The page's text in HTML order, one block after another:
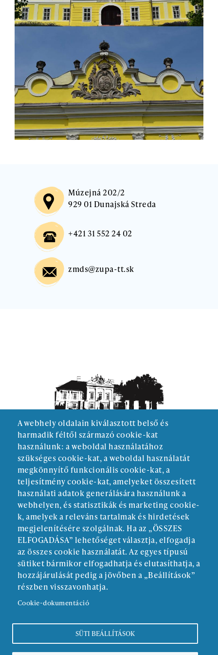
A webhely oldalain kiválasztott belső és
harmadik féltől származó cookie-kat
használunk: a weboldal használatához
szükséges cookie-kat, a weboldal használatát
megkönnyítő funkcionális cookie-kat, a
teljesítmény cookie-kat, amelyeket összesített
használati adatok generálására használunk a
webhelyen, és statisztikák és marketing cookie-
k, amelyek a releváns tartalmak és hirdetések
megjelenítésére szolgálnak. Ha az „ÖSSZES
ELFOGADÁSA” lehetőséget választja, elfogadja
az összes cookie használatát. Az egyes típusú
sütiket bármikor elfogadhatja és elutasíthatja, a
hozzájárulását pedig a jövőben a „Beállítások”
részben visszavonhatja.
Cookie-dokumentáció
SÜTI BEÁLLÍTÁSOK
Múzejná 202/2
929 01 Dunajská Streda
+421 31 552 24 02
zmds@zupa-tt.sk
ALAPÍTÓ:
Kötelező közzététel